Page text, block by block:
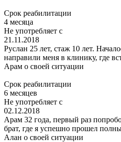
Срок реабилитации
4 месяца
Не употребляет с
21.11.2018
Руслан 25 лет, стаж 10 лет.
направили меня в клинику, где
Арам о своей ситуации
Срок реабилитации
6 месяцев
Не употребляет с
02.12.2018
Арам 32 года, первый раз
брат, где я успешно прошел
Алан о своей ситуации